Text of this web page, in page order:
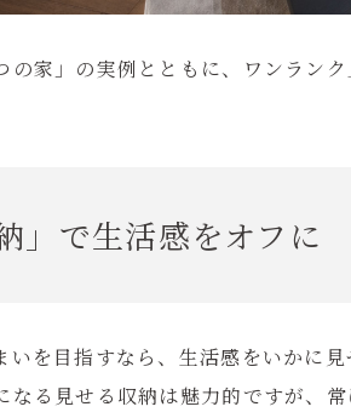
の家」の実例とともに、ワンラン
」で生活感をオフに
いを目指すなら、生活感をいかに見
なる見せる収納は魅力的ですが、